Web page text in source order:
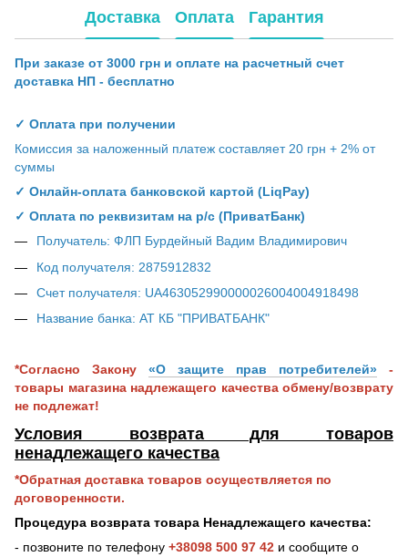
Доставка Оплата Гарантия
При заказе от 3000 грн и оплате на расчетный счет
доставка НП - бесплатно
✓ Оплата при получении
Комиссия за наложенный платеж составляет 20 грн + 2% от
суммы
✓ Онлайн-оплата банковской картой (LiqPay)
✓ Оплата по реквизитам на р/с (ПриватБанк)
Получатель: ФЛП Бурдейный Вадим Владимирович
Код получателя: 2875912832
Счет получателя: UA463052990000026004004918498
Название банка: АТ КБ "ПРИВАТБАНК"
*Согласно Закону «О защите прав потребителей» -
товары магазина надлежащего качества обмену/возврату
не подлежат!
Условия возврата для товаров
ненадлежащего качества
*Обратная доставка товаров осуществляется по
договоренности.
Процедура возврата товара Ненадлежащего качества:
- позвоните по телефону +38098 500 97 42 и сообщите о